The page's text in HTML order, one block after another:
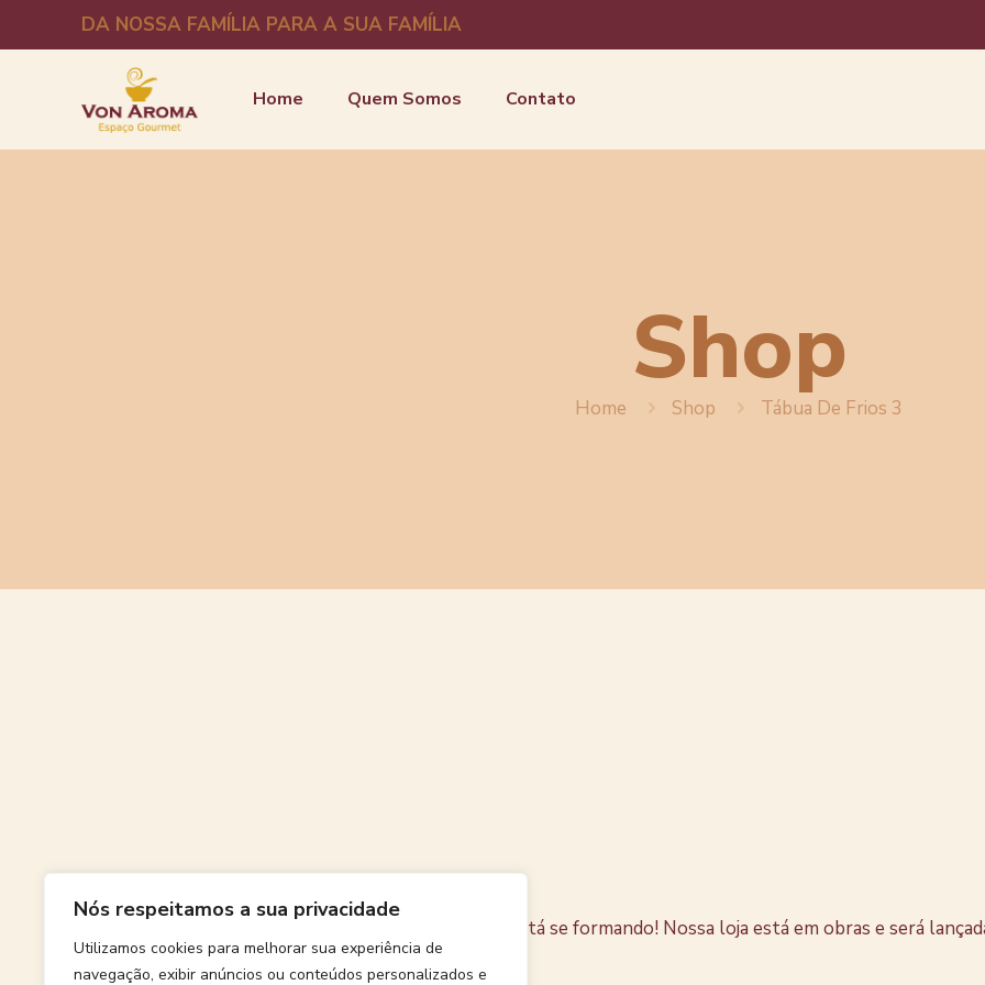
Nós respeitamos a sua privacidade
Utilizamos cookies para melhorar sua experiência de
navegação, exibir anúncios ou conteúdos personalizados e
DA NOSSA FAMÍLIA PARA A SUA FAMÍLIA
Home Quem Somos Contato
Shop
Home Shop Tábua De Frios 3
Algo grande está se formando! Nossa loja está em obras e será